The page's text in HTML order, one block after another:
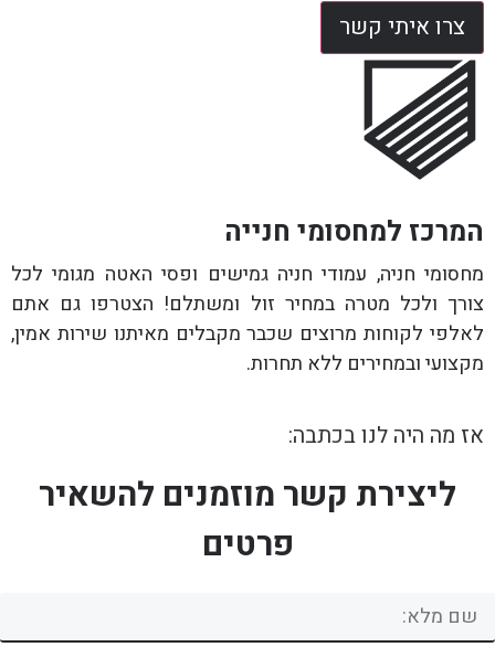
צרו איתי קשר
המרכז למחסומי חנייה
מחסומי חניה, עמודי חניה גמישים ופסי האטה מגומי לכל
צורך ולכל מטרה במחיר זול ומשתלם! הצטרפו גם אתם
לאלפי לקוחות מרוצים שכבר מקבלים מאיתנו שירות אמין,
מקצועי ובמחירים ללא תחרות.
אז מה היה לנו בכתבה:
ליצירת קשר מוזמנים להשאיר
פרטים